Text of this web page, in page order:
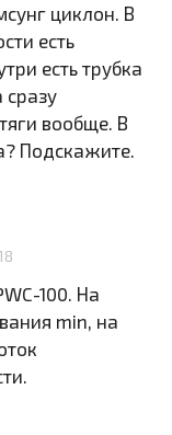
циклон. В
есть
есть трубка
сразу
вообще. В
Подскажите.
100. На
min, на